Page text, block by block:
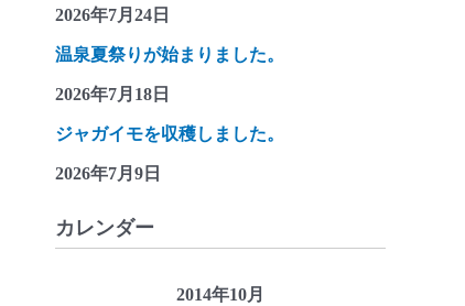
2026年7月24日
温泉夏祭りが始まりました。
2026年7月18日
ジャガイモを収穫しました。
2026年7月9日
カレンダー
2014年10月